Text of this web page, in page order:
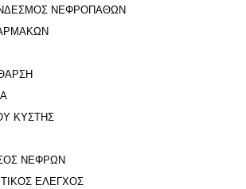
ΝΕΦΡΟΠΑΘΩΝ
ΚΥΣΤΗΣ
ΝΕΦΡΩΝ
ΕΛΕΓΧΟΣ